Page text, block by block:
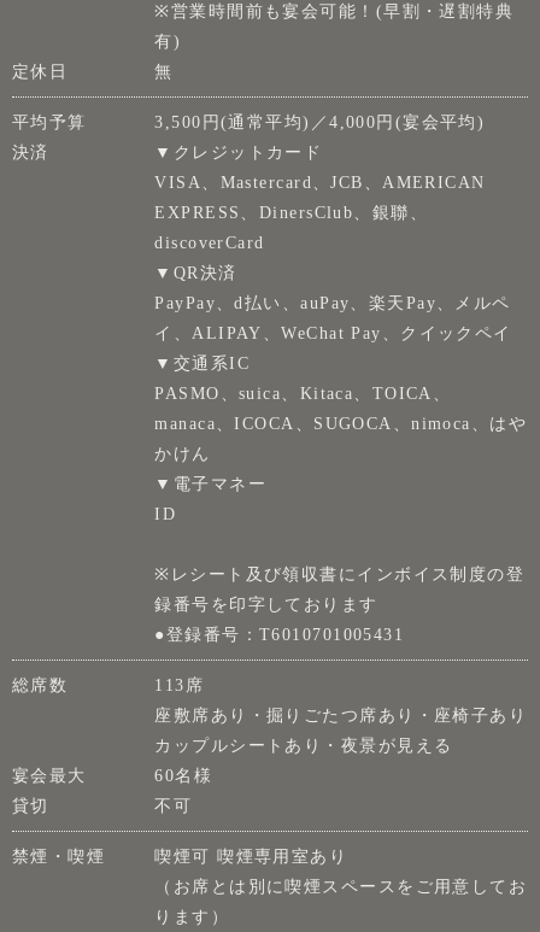
※営業時間前も宴会可能！(早割・遅割特典
有)
定休日
無
平均予算
3,500円(通常平均)／4,000円(宴会平均)
決済
▼クレジットカード
VISA、Mastercard、JCB、AMERICAN
EXPRESS、DinersClub、銀聯、
discoverCard
▼QR決済
PayPay、d払い、auPay、楽天Pay、メルペ
イ、ALIPAY、WeChat Pay、クイックペイ
▼交通系IC
PASMO、suica、Kitaca、TOICA、
manaca、ICOCA、SUGOCA、nimoca、はや
かけん
▼電子マネー
ID
※レシート及び領収書にインボイス制度の登
録番号を印字しております
●登録番号：T6010701005431
総席数
113席
座敷席あり・掘りごたつ席あり・座椅子あり
カップルシートあり・夜景が見える
宴会最大
60名様
貸切
不可
禁煙・喫煙
喫煙可 喫煙専用室あり
（お席とは別に喫煙スペースをご用意してお
ります）